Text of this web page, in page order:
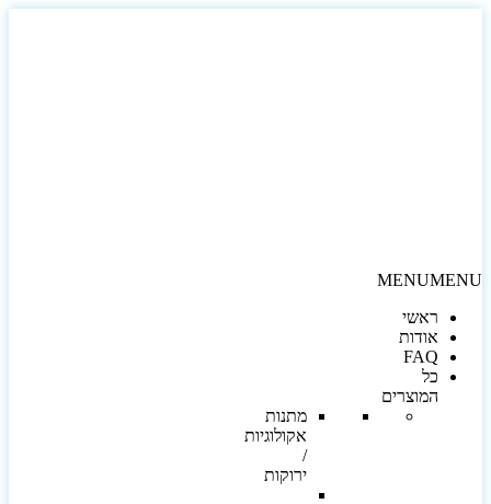
MENU
ראשי
אודות
FAQ
כל
המוצרים
מתנות
אקולוגיות
ירוקות